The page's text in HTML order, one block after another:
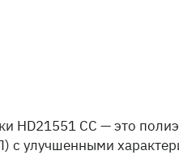
HD21551 CC — это
с улучшенными